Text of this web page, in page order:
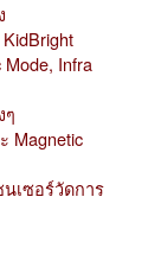
Infra
ๆ
Magnetic
เซอร์วัดการ